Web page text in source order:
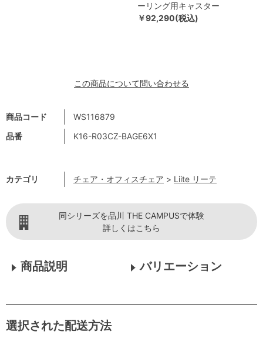
商品コード
WS116879
品番
K16-R03CZ-BAGE6X1
カテゴリ チェア・オフィスチェア > Liite リーテ
ーリング用キャスター
￥92,290(税込)
この商品について問い合わせる
同シリーズを品川 THE CAMPUSで体験
詳しくはこちら
商品説明 バリエーション
選択された配送方法